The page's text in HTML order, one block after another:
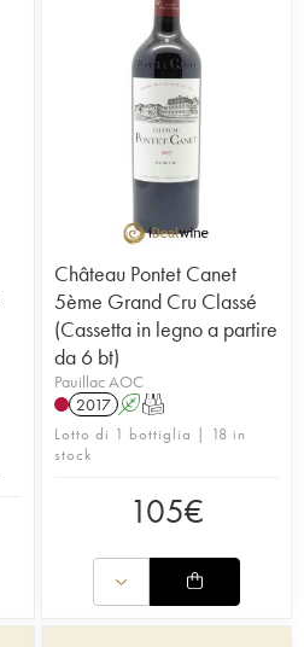
Château Pontet Canet
5ème Grand Cru Classé
(Cassetta in legno a partire
da 6 bt)
Pauillac AOC
2017 AT
Lotto di 1 bottiglia | 18 in
stock
105€